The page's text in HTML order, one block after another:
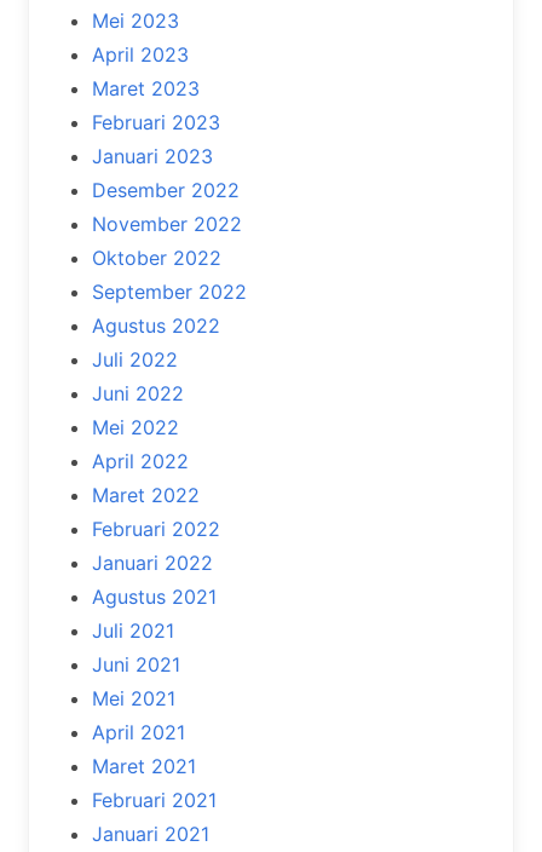
Mei 2023
April 2023
Maret 2023
Februari 2023
Januari 2023
Desember 2022
November 2022
Oktober 2022
September 2022
Agustus 2022
Juli 2022
Juni 2022
Mei 2022
April 2022
Maret 2022
Februari 2022
Januari 2022
Agustus 2021
Juli 2021
Juni 2021
Mei 2021
April 2021
Maret 2021
Februari 2021
Januari 2021